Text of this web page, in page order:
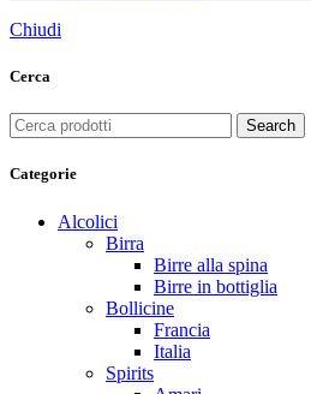
Chiudi
Cerca
Search
Categorie
Alcolici
Birra
Birre alla spina
Birre in bottiglia
Bollicine
Francia
Italia
Spirits